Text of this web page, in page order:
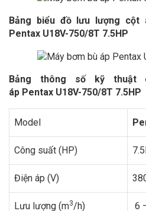
Bảng biểu đồ lưu lượng cột
Pentax U18V-750/8T 7.5HP
Bảng thông số kỹ thuật
áp Pentax U18V-750/8T 7.5HP
Model
Công suất (HP)
Điện áp (V)
Lưu lượng (m3/h) 6